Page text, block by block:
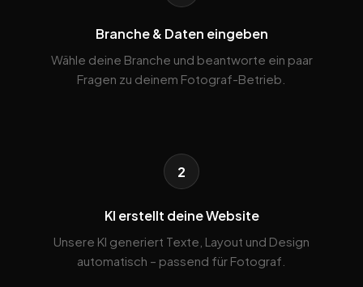
Branche & Daten eingeben
Wähle deine Branche und beantworte ein paar
Fragen zu deinem Fotograf-Betrieb.
2
KI erstellt deine Website
Unsere KI generiert Texte, Layout und Design
automatisch – passend für Fotograf.